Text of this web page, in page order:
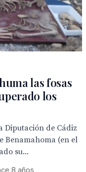
las fosas
los
de Cádiz
Benamahoma (en el
su...
8 años